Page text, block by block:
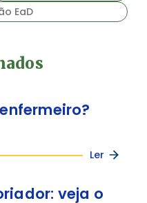
EaD
Ler
veja o